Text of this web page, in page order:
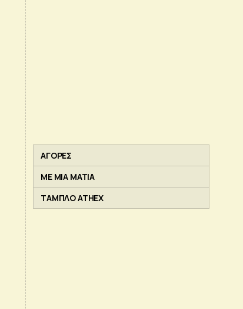
ΑΓΟΡΕΣ
ΜΕ ΜΙΑ ΜΑΤΙΑ
ΤΑΜΠΛΟ ATHEX